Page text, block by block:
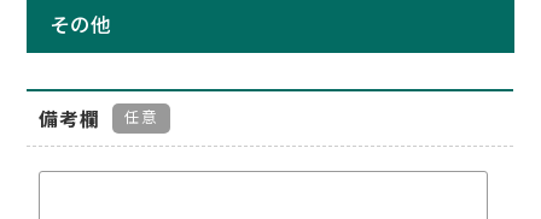
その他
備考欄 任意